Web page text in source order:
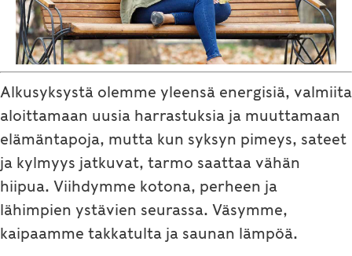
Alkusyksystä olemme yleensä energisiä, valmiita
aloittamaan uusia harrastuksia ja muuttamaan
elämäntapoja, mutta kun syksyn pimeys, sateet
ja kylmyys jatkuvat, tarmo saattaa vähän
hiipua. Viihdymme kotona, perheen ja
lähimpien ystävien seurassa. Väsymme,
kaipaamme takkatulta ja saunan lämpöä.